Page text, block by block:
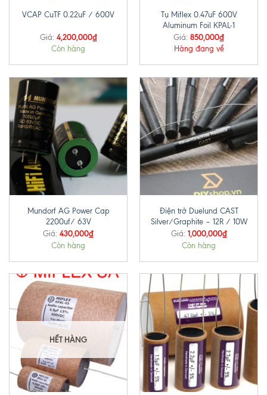
VCAP CuTF 0.22uF / 600V
Giá: 4,200,000₫
Còn hàng
Tụ Miflex 0.47uF 600V
Aluminum Foil KPAL-1
Giá: 850,000₫
Hàng đang về
Mundorf AG Power Cap
2200uf/ 63V
Giá: 430,000₫
Còn hàng
Điện trở Duelund CAST
Silver/Graphite – 12R / 10W
Giá: 1,000,000₫
Còn hàng
HẾT HÀNG